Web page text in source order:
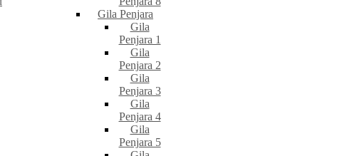
Gila Penjara
Gila
Penjara 1
Gila
Penjara 2
Gila
Penjara 3
Gila
Penjara 4
Gila
Penjara 5